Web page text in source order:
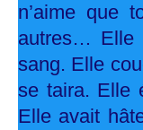
n’aime que
autres… Elle
sang. Elle
se taira. Elle
Elle avait